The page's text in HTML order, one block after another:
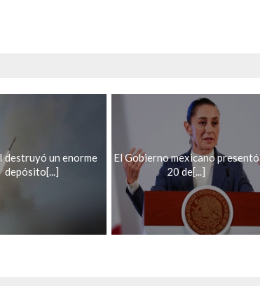
destruyó un enorme
depósito[...]
El Gobierno mexicano presentó
20 de[...]